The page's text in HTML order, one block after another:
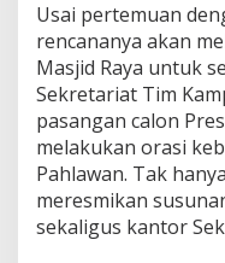
y
a
2
H
a
r
i
d
i
K
Usai pertemuan
rencananya akan
Masjid Raya untuk
Sekretariat Tim
pasangan calon
melakukan orasi
Pahlawan. Tak
meresmikan
sekaligus kantor